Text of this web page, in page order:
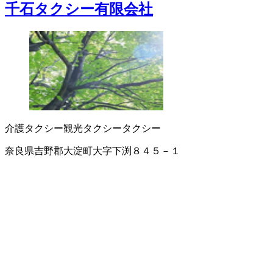
千石タクシー有限会社
介護タクシー観光タクシータクシー
奈良県吉野郡大淀町大字下渕８４５－１